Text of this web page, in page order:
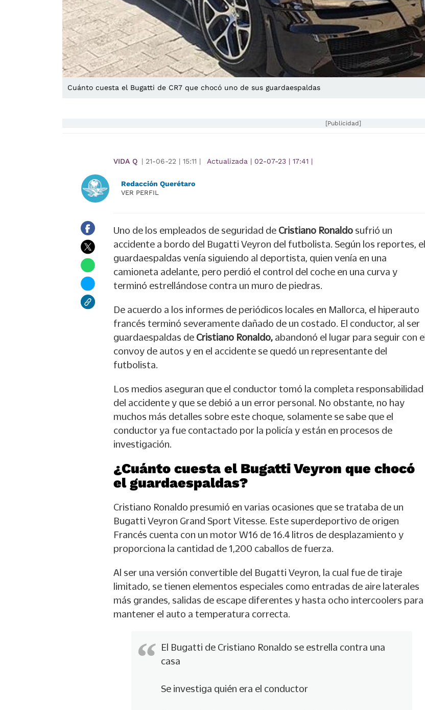
Cuánto cuesta el Bugatti de CR7 que chocó uno de sus guardaespaldas
[Publicidad]
VIDA Q | 21-06-22 | 15:11 | Actualizada | 02-07-23 | 17:41 |
Redacción Querétaro
VER PERFIL
Uno de los empleados de seguridad de Cristiano Ronaldo sufrió un
accidente a bordo del Bugatti Veyron del futbolista. Según los reportes, el
guardaespaldas venía siguiendo al deportista, quien venía en una
camioneta adelante, pero perdió el control del coche en una curva y
terminó estrellándose contra un muro de piedras.
De acuerdo a los informes de periódicos locales en Mallorca, el hiperauto
francés terminó severamente dañado de un costado. El conductor, al ser
guardaespaldas de Cristiano Ronaldo, abandonó el lugar para seguir con el
convoy de autos y en el accidente se quedó un representante del
futbolista.
Los medios aseguran que el conductor tomó la completa responsabilidad
del accidente y que se debió a un error personal. No obstante, no hay
muchos más detalles sobre este choque, solamente se sabe que el
conductor ya fue contactado por la policía y están en procesos de
investigación.
¿Cuánto cuesta el Bugatti Veyron que chocó
el guardaespaldas?
Cristiano Ronaldo presumió en varias ocasiones que se trataba de un
Bugatti Veyron Grand Sport Vitesse. Este superdeportivo de origen
Francés cuenta con un motor W16 de 16.4 litros de desplazamiento y
proporciona la cantidad de 1,200 caballos de fuerza.
Al ser una versión convertible del Bugatti Veyron, la cual fue de tiraje
limitado, se tienen elementos especiales como entradas de aire laterales
más grandes, salidas de escape diferentes y hasta ocho intercoolers para
mantener el auto a temperatura correcta.
El Bugatti de Cristiano Ronaldo se estrella contra una
casa
Se investiga quién era el conductor